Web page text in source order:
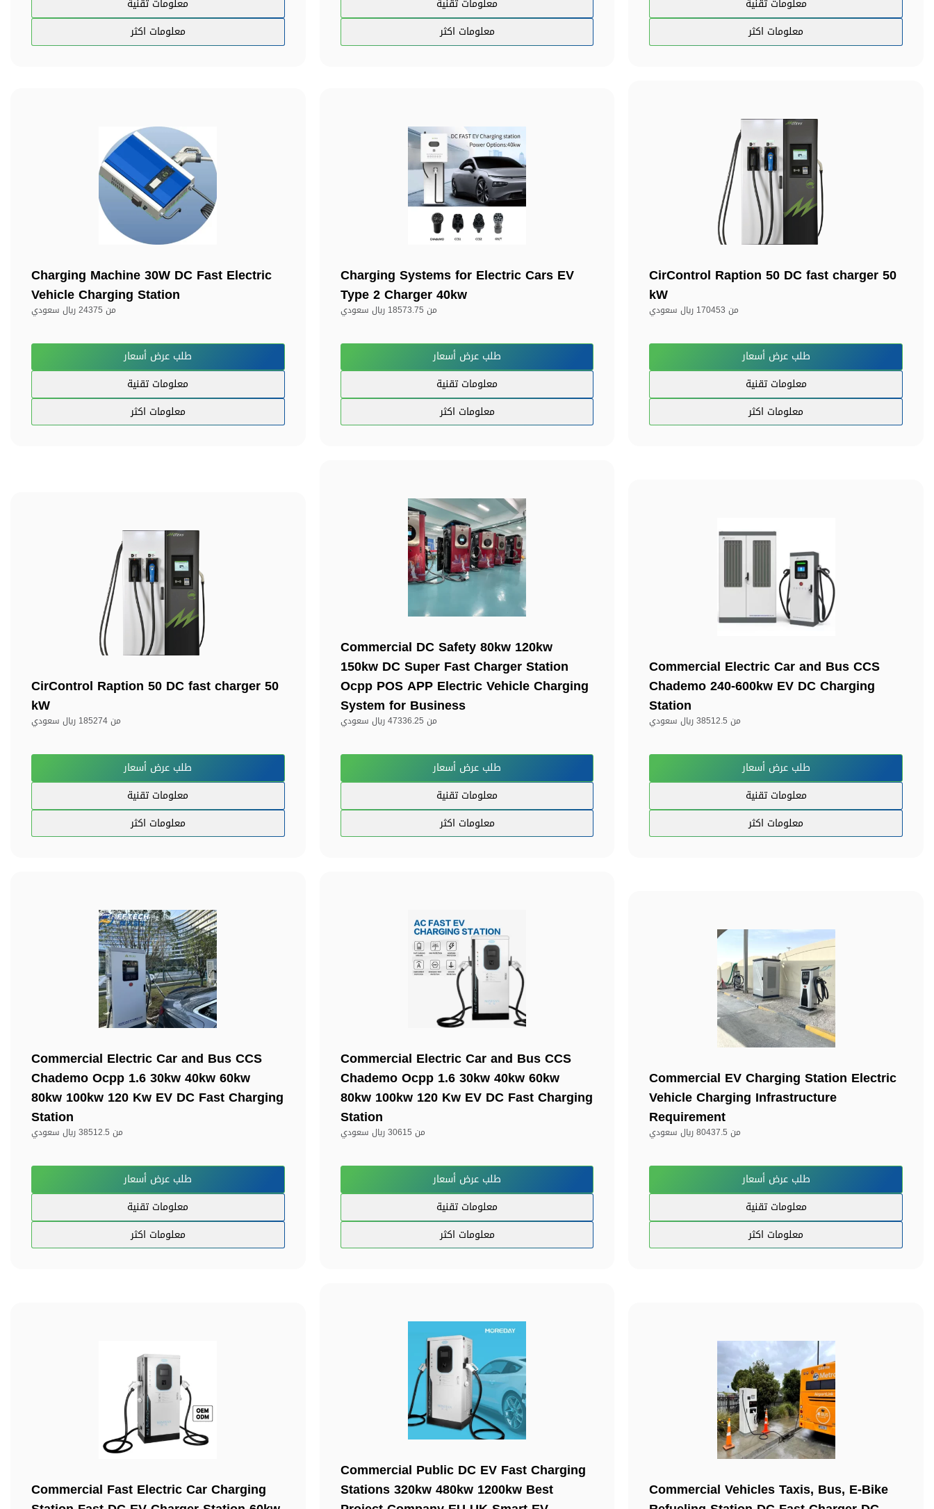
معلومات تقنية
معلومات اكثر
معلومات تقنية
معلومات اكثر
معلومات تقنية
معلومات اكثر
Charging Machine 30W DC Fast Electric
Vehicle Charging Station
من 24375 ريال سعودي
طلب عرض أسعار
معلومات تقنية
معلومات اكثر
Charging Systems for Electric Cars EV
Type 2 Charger 40kw
من 18573.75 ريال سعودي
طلب عرض أسعار
معلومات تقنية
معلومات اكثر
CirControl Raption 50 DC fast charger 50
kW
من 170453 ريال سعودي
طلب عرض أسعار
معلومات تقنية
معلومات اكثر
CirControl Raption 50 DC fast charger 50
kW
من185274 ريال سعودي
طلب عرض أسعار
معلومات تقنية
معلومات اكثر
Commercial DC Safety 80kw 120kw
150kw DC Super Fast Charger Station
Ocpp POS APP Electric Vehicle Charging
System for Business
من 47336.25 ريال سعودي
طلب عرض أسعار
معلومات تقنية
معلومات اكثر
Commercial Electric Car and Bus CCS
Chademo 240-600kw EV DC Charging
Station
من 38512.5 ريال سعودي
طلب عرض أسعار
معلومات تقنية
معلومات اكثر
Commercial Electric Car and Bus CCS
Chademo Ocpp 1.6 30kw 40kw 60kw
80kw 100kw 120 Kw EV DC Fast Charging
Station
من 38512.5 ريال سعودي
طلب عرض أسعار
معلومات تقنية
معلومات اكثر
Commercial Electric Car and Bus CCS
Chademo Ocpp 1.6 30kw 40kw 60kw
80kw 100kw 120 Kw EV DC Fast Charging
Station
من 30615 ريال سعودي
طلب عرض أسعار
معلومات تقنية
معلومات اكثر
Commercial EV Charging Station Electric
Vehicle Charging Infrastructure
Requirement
من 80437.5 ريال سعودي
طلب عرض أسعار
معلومات تقنية
معلومات اكثر
Commercial Fast Electric Car Charging
Commercial Public DC EV Fast Charging
Stations 320kw 480kw 1200kw Best
Commercial Vehicles Taxis, Bus, E-Bike